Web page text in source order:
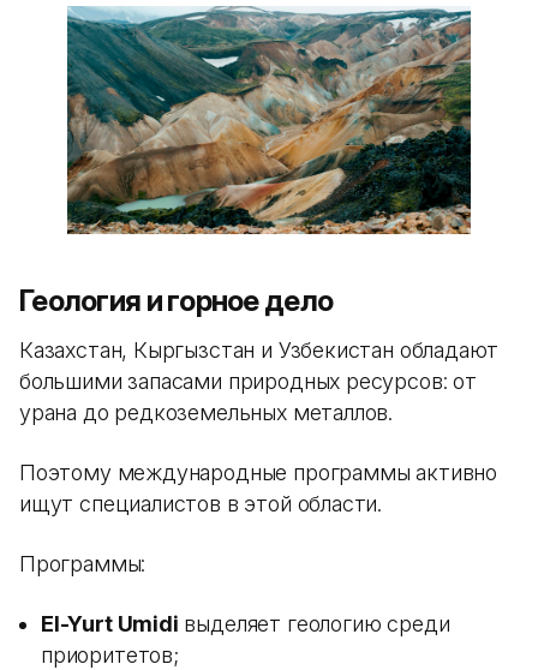
Геология и горное дело
Казахстан, Кыргызстан и Узбекистан обладают
большими запасами природных ресурсов: от
урана до редкоземельных металлов.
Поэтому международные программы активно
ищут специалистов в этой области.
Программы:
El-Yurt Umidi выделяет геологию среди
приоритетов;